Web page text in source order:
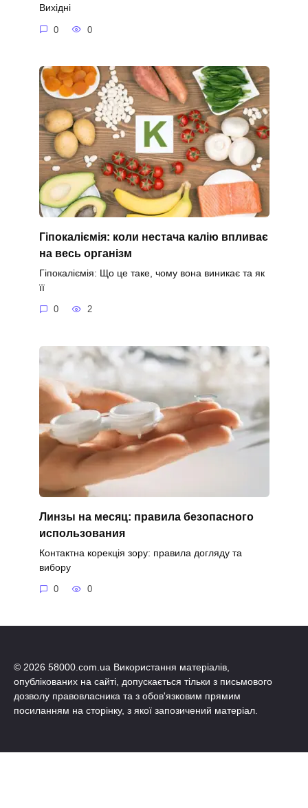
Вихідні
0 0
Гіпокаліємія: коли нестача калію впливає
на весь організм
Гіпокаліємія: Що це таке, чому вона виникає та як
її
0 2
Линзы на месяц: правила безопасного
использования
Контактна корекція зору: правила догляду та
вибору
0 0
© 2026 58000.com.ua Використання матеріалів,
опублікованих на сайті, допускається тільки з письмового
дозволу правовласника та з обов'язковим прямим
посиланням на сторінку, з якої запозичений матеріал.